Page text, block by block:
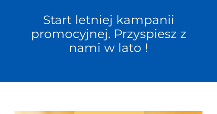
Internet
Start letniej kampanii
promocyjnej. Przyspiesz z
nami w lato !